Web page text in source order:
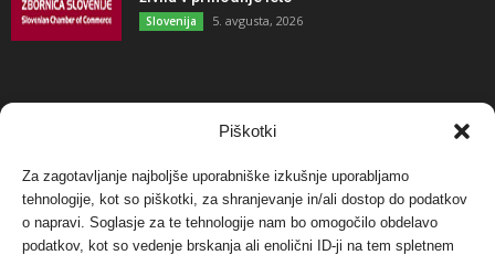
Piškotki
Za zagotavljanje najboljše uporabniške izkušnje uporabljamo
tehnologije, kot so piškotki, za shranjevanje in/ali dostop do podatkov
o napravi. Soglasje za te tehnologije nam bo omogočilo obdelavo
podatkov, kot so vedenje brskanja ali enolični ID-ji na tem spletnem
Slovenija 5. avgusta, 2026
NAJBOLJ KOMENTIRANO
Protest proti vetrnim elektrarnam na Ojstrici, v
svetu pa vedno bolj...
Dogodki 12. maja, 2017